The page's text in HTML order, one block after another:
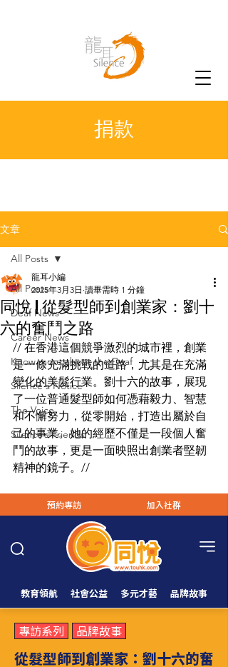
捐款
文章
All Posts
Deaf News
Career News
Know more about the Deaf
Silence's Notice
The Voice
Silence’s Friends
All Posts
同悅 | 從髮型師到創業家：劉十
六的奮鬥之路
龍耳小編
2025年3月3日 讀畢需時 1 分鐘
// 在香港這個競爭激烈的城市裡，創業
是一條充滿挑戰的道路，尤其是在充滿
變化的美髮行業。劉十六的故事，展現
了一位普通髮型師如何憑藉毅力、智慧
和不懈努力，從零開始，打造出屬於自
己的事業。她的經歷不僅是一段個人奮
鬥的故事，更是一面映照出創業者堅韌
精神的鏡子。//